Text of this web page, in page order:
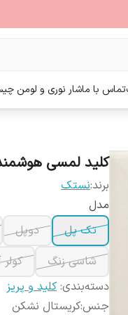
تماس با ماشار نوری و لومن
کلید لمسی
برند:نستک
مدل
تک پل
دوپل
شاسی زنگ
دسته‌بندی: کلید و پریز
جنس:کریستال نشکن